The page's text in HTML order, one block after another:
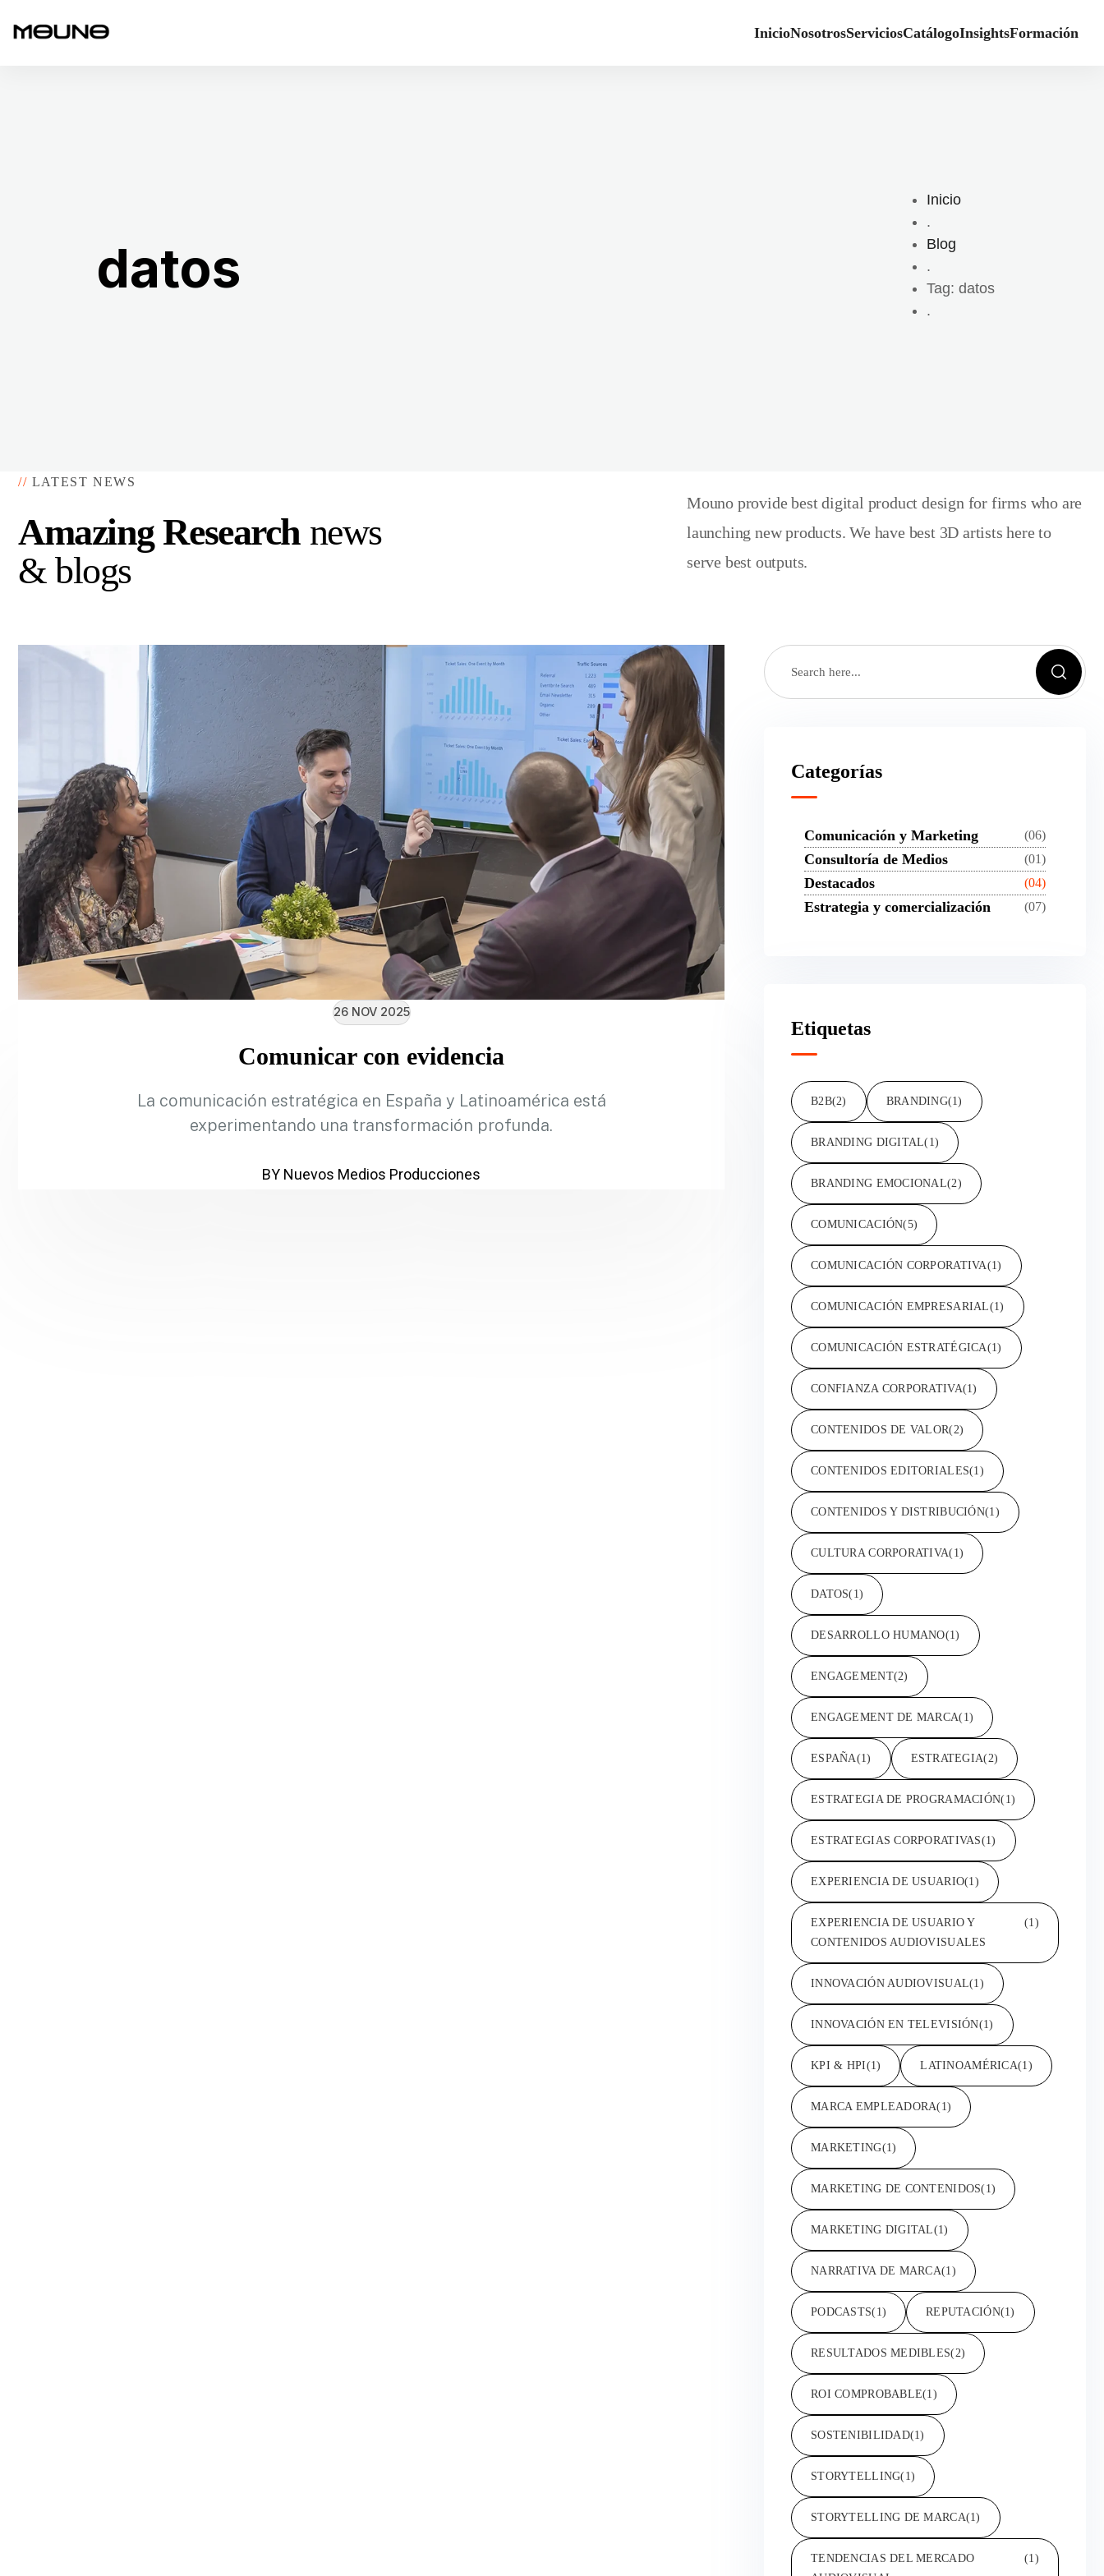
InicioNosotrosServiciosCatálogoInsightsFormación
datos
Inicio
.
Blog
.
Tag: datos
.
// LATEST NEWS
Amazing Researchnews
& blogs
Mouno provide best digital product design for firms who are
launching new products. We have best 3D artists here to
serve best outputs.
26 NOV 2025
Comunicar con evidencia
La comunicación estratégica en España y Latinoamérica está
experimentando una transformación profunda.
BY Nuevos Medios Producciones
Categorías
Comunicación y Marketing (06)
Consultoría de Medios (01)
Destacados (04)
Estrategia y comercialización (07)
Etiquetas
B2B(2) BRANDING(1)
BRANDING DIGITAL(1)
BRANDING EMOCIONAL(2)
COMUNICACIÓN(5)
COMUNICACIÓN CORPORATIVA(1)
COMUNICACIÓN EMPRESARIAL(1)
COMUNICACIÓN ESTRATÉGICA(1)
CONFIANZA CORPORATIVA(1)
CONTENIDOS DE VALOR(2)
CONTENIDOS EDITORIALES(1)
CONTENIDOS Y DISTRIBUCIÓN(1)
CULTURA CORPORATIVA(1)
DATOS(1)
DESARROLLO HUMANO(1)
ENGAGEMENT(2)
ENGAGEMENT DE MARCA(1)
ESPAÑA(1) ESTRATEGIA(2)
ESTRATEGIA DE PROGRAMACIÓN(1)
ESTRATEGIAS CORPORATIVAS(1)
EXPERIENCIA DE USUARIO(1)
EXPERIENCIA DE USUARIO Y
CONTENIDOS AUDIOVISUALES
(1)
INNOVACIÓN AUDIOVISUAL(1)
INNOVACIÓN EN TELEVISIÓN(1)
KPI & HPI(1) LATINOAMÉRICA(1)
MARCA EMPLEADORA(1)
MARKETING(1)
MARKETING DE CONTENIDOS(1)
MARKETING DIGITAL(1)
NARRATIVA DE MARCA(1)
PODCASTS(1) REPUTACIÓN(1)
RESULTADOS MEDIBLES(2)
ROI COMPROBABLE(1)
SOSTENIBILIDAD(1)
STORYTELLING(1)
STORYTELLING DE MARCA(1)
TENDENCIAS DEL MERCADO
(1)